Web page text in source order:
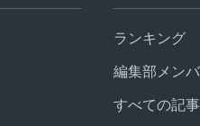
ランキング
編集部メン
すべての記事